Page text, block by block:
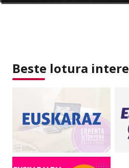
Beste lotura